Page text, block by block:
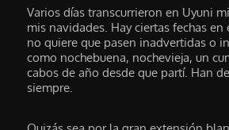
Varios días transcurrieron en Uyuni
mis navidades. Hay ciertas fechas en
no quiere que pasen inadvertidas o
como nochebuena, nochevieja, un
cabos de año desde que partí. Han
siempre.